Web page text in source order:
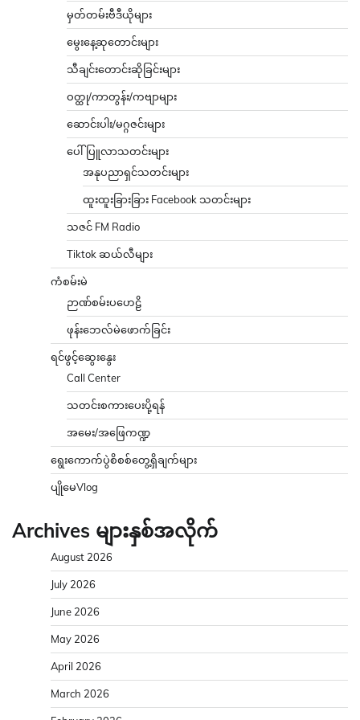
မှတ်တမ်းဗီဒီယိုများ
မွေးနေ့ဆုတောင်းများ
သီချင်းတောင်းဆိုခြင်းများ
ဝတ္ထု/ကာတွန်း/ကဗျာများ
ဆောင်းပါး/မဂ္ဂဇင်းများ
ပေါ်ပြူလာသတင်းများ
အနုပညာရှင်သတင်းများ
ထူးထူးခြားခြား Facebook သတင်းများ
သဇင် FM Radio
Tiktok ဆယ်လီများ
ကံစမ်းမဲ
ဉာဏ်စမ်းပဟေဠိ
ဖုန်းဘေလ်မဲဖောက်ခြင်း
ရင်ဖွင့်ဆွေးနွေး
Call Center
သတင်းစကားပေးပို့ရန်
အမေး/အဖြေကဏ္ဍ
ရွေးကောက်ပွဲစိစစ်တွေ့ရှိချက်များ
ပျိုမေVlog
Archives များနှစ်အလိုက်
August 2026
July 2026
June 2026
May 2026
April 2026
March 2026